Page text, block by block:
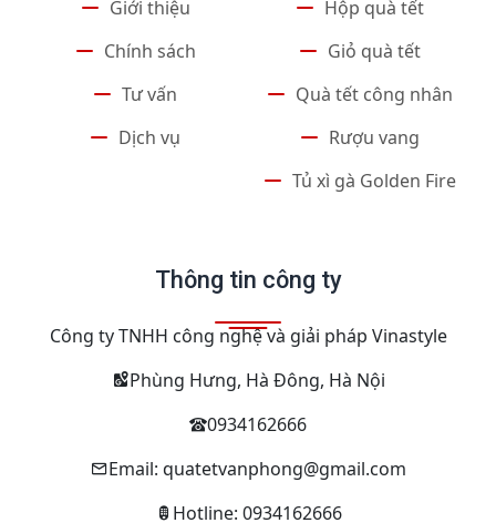
Giới thiệu
Chính sách
Tư vấn
Dịch vụ
Hộp quà tết
Giỏ quà tết
Quà tết công nhân
Rượu vang
Tủ xì gà Golden Fire
Thông tin công ty
Công ty TNHH công nghệ và giải pháp Vinastyle
Phùng Hưng, Hà Đông, Hà Nội
0934162666
Email: quatetvanphong@gmail.com
Hotline: 0934162666